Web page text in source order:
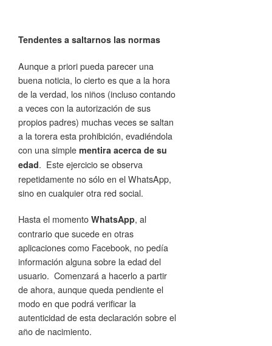
Tendentes a saltarnos las normas
Aunque a priori pueda parecer una
buena noticia, lo cierto es que a la hora
de la verdad, los niños (incluso contando
a veces con la autorización de sus
propios padres) muchas veces se saltan
a la torera esta prohibición, evadiéndola
con una simple mentira acerca de su
edad. Este ejercicio se observa
repetidamente no sólo en el WhatsApp,
sino en cualquier otra red social.
Hasta el momento WhatsApp, al
contrario que sucede en otras
aplicaciones como Facebook, no pedía
información alguna sobre la edad del
usuario. Comenzará a hacerlo a partir
de ahora, aunque queda pendiente el
modo en que podrá verificar la
autenticidad de esta declaración sobre el
año de nacimiento.